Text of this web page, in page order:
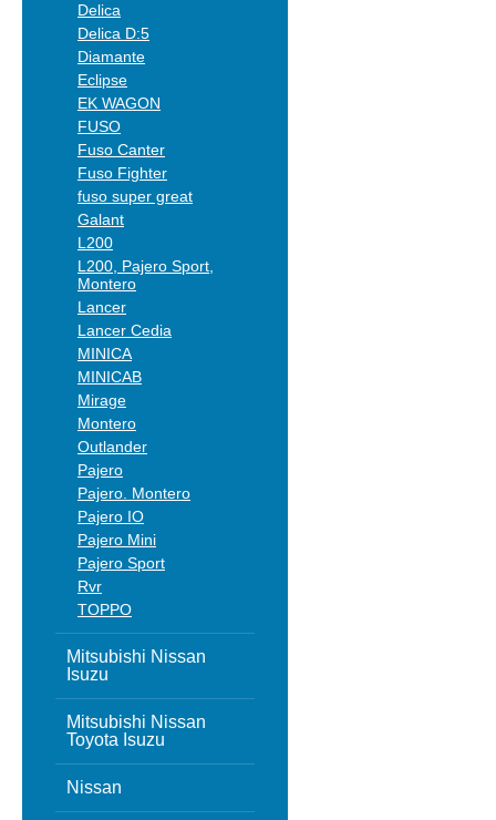
Delica
Delica D:5
Diamante
Eclipse
EK WAGON
FUSO
Fuso Canter
Fuso Fighter
fuso super great
Galant
L200
L200, Pajero Sport,
Montero
Lancer
Lancer Cedia
MINICA
MINICAB
Mirage
Montero
Outlander
Pajero
Pajero. Montero
Pajero IO
Pajero Mini
Pajero Sport
Rvr
TOPPO
Mitsubishi Nissan
Isuzu
Mitsubishi Nissan
Toyota Isuzu
Nissan